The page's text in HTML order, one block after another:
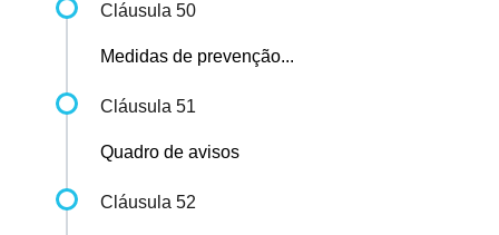
Cláusula 50
Medidas de prevenção...
Cláusula 51
Quadro de avisos
Cláusula 52